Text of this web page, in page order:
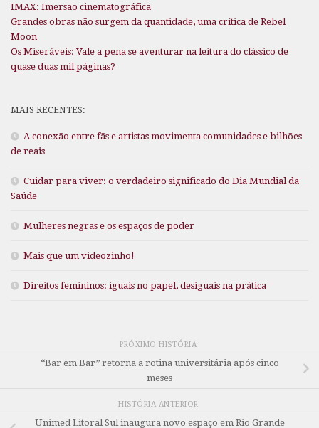
IMAX: Imersão cinematográfica
Grandes obras não surgem da quantidade, uma crítica de Rebel
Moon
Os Miseráveis: Vale a pena se aventurar na leitura do clássico de
quase duas mil páginas?
MAIS RECENTES:
A conexão entre fãs e artistas movimenta comunidades e bilhões
de reais
Cuidar para viver: o verdadeiro significado do Dia Mundial da
Saúde
Mulheres negras e os espaços de poder
Mais que um videozinho!
Direitos femininos: iguais no papel, desiguais na prática
PRÓXIMO HISTÓRIA
‘‘Bar em Bar’’ retorna a rotina universitária após cinco
meses
HISTÓRIA ANTERIOR
Unimed Litoral Sul inaugura novo espaço em Rio Grande